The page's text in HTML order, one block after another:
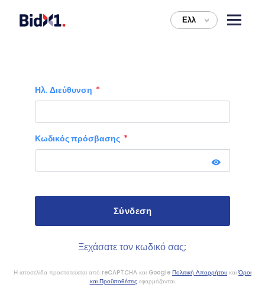
Ελλ >
Ηλ. Διεύθυνση
Κωδικός πρόσβασης
Ξεχάσατε τον κωδικό σας;
Η ιστοσελίδα προστατεύεται από reCAPTCHA και Google Πολιτική Απορρήτου καιΌροι
και Προϋποθέσειςεφαρμόζονται.